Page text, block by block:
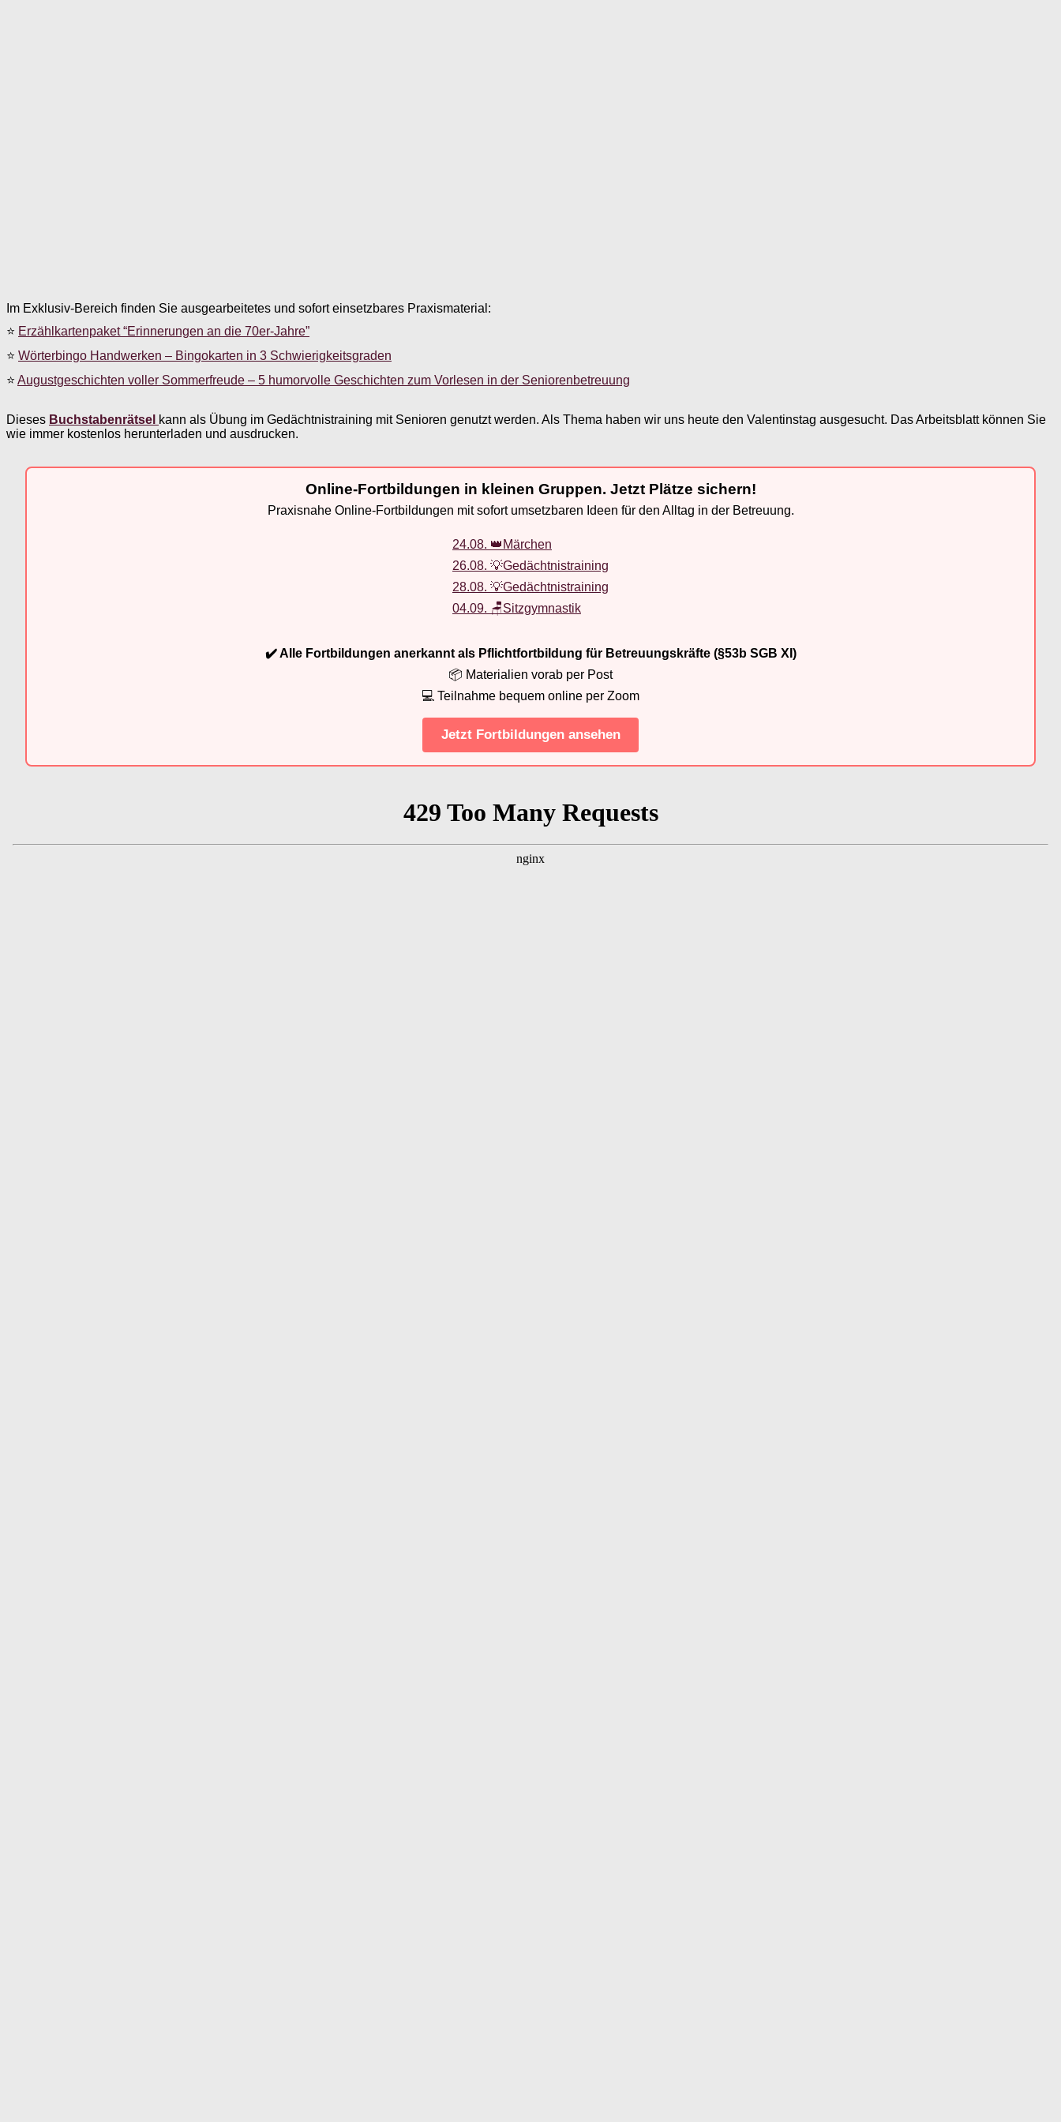
Im Exklusiv-Bereich finden Sie ausgearbeitetes und sofort einsetzbares Praxismaterial:
⭐ Erzählkartenpaket “Erinnerungen an die 70er-Jahre”
⭐ Wörterbingo Handwerken – Bingokarten in 3 Schwierigkeitsgraden
⭐ Augustgeschichten voller Sommerfreude – 5 humorvolle Geschichten zum Vorlesen in der Seniorenbetreuung
Dieses Buchstabenrätsel kann als Übung im Gedächtnistraining mit Senioren genutzt werden. Als Thema haben wir uns heute den Valentinstag ausgesucht. Das Arbeitsblatt können Sie
wie immer kostenlos herunterladen und ausdrucken.
Online-Fortbildungen in kleinen Gruppen. Jetzt Plätze sichern!
Praxisnahe Online-Fortbildungen mit sofort umsetzbaren Ideen für den Alltag in der Betreuung.
24.08. 👑Märchen
26.08. 💡Gedächtnistraining
28.08. 💡Gedächtnistraining
04.09. 🪑Sitzgymnastik
✔️ Alle Fortbildungen anerkannt als Pflichtfortbildung für Betreuungskräfte (§53b SGB XI)
📦 Materialien vorab per Post
💻 Teilnahme bequem online per Zoom
Jetzt Fortbildungen ansehen